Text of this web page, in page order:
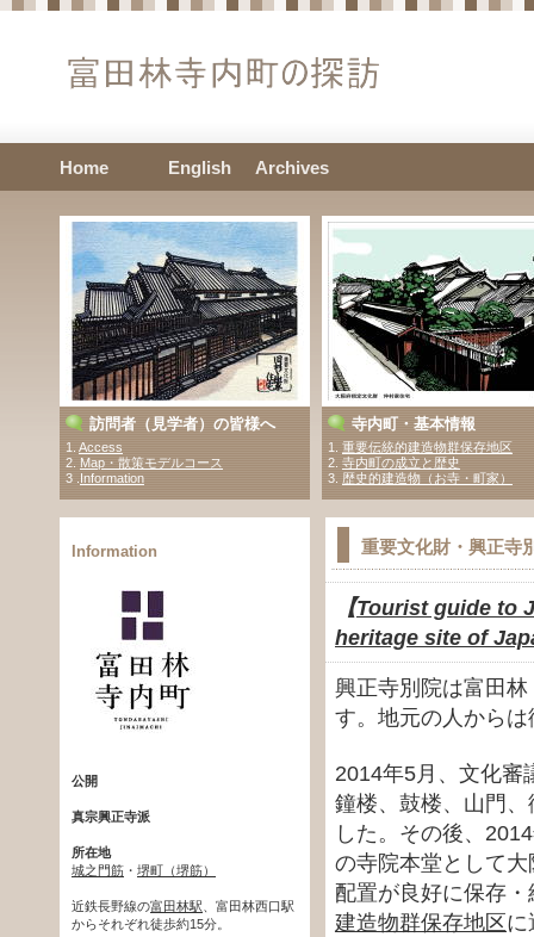
訪問者（見学者）の皆様へ
1. Access
2. Map・散策モデルコース
3 . Information
寺内町・基本情報
1. 重要伝統的建造物群保存地区
2. 寺内町の成立と歴史
3. 歴史的建造物（お寺・町家）
重要文化財・興正寺
【Tourist guide to
heritage site of
興正寺別院は富田
す。地元の人から
2014年5月、文化審
鐘楼、鼓楼、山門
した。その後、
の寺院本堂として
配置が良好に保存
建造物群保存地区に
Information
公開
真宗興正寺派
所在地
城之門筋 ・ 堺町（堺筋）
近鉄長野線の富田林駅 、富田林西口駅
からそれぞれ徒歩約15分。
Home English Archives